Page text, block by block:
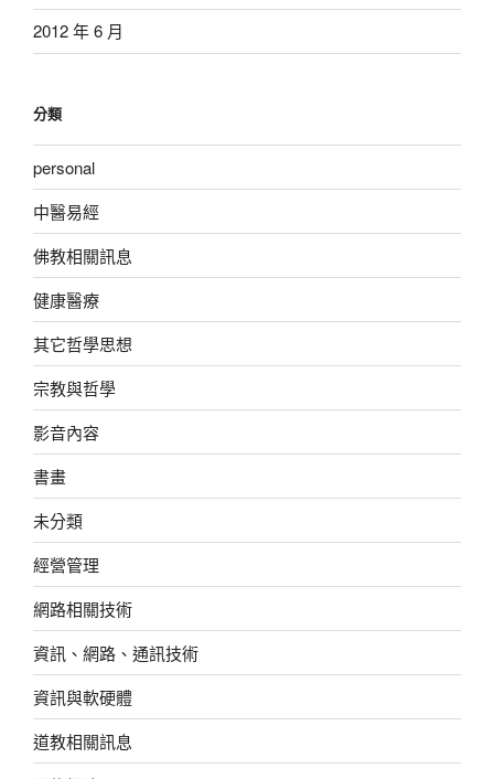
2012 年 6 月
分類
personal
中醫易經
佛教相關訊息
健康醫療
其它哲學思想
宗教與哲學
影音內容
書畫
未分類
經營管理
網路相關技術
資訊、網路、通訊技術
資訊與軟硬體
道教相關訊息